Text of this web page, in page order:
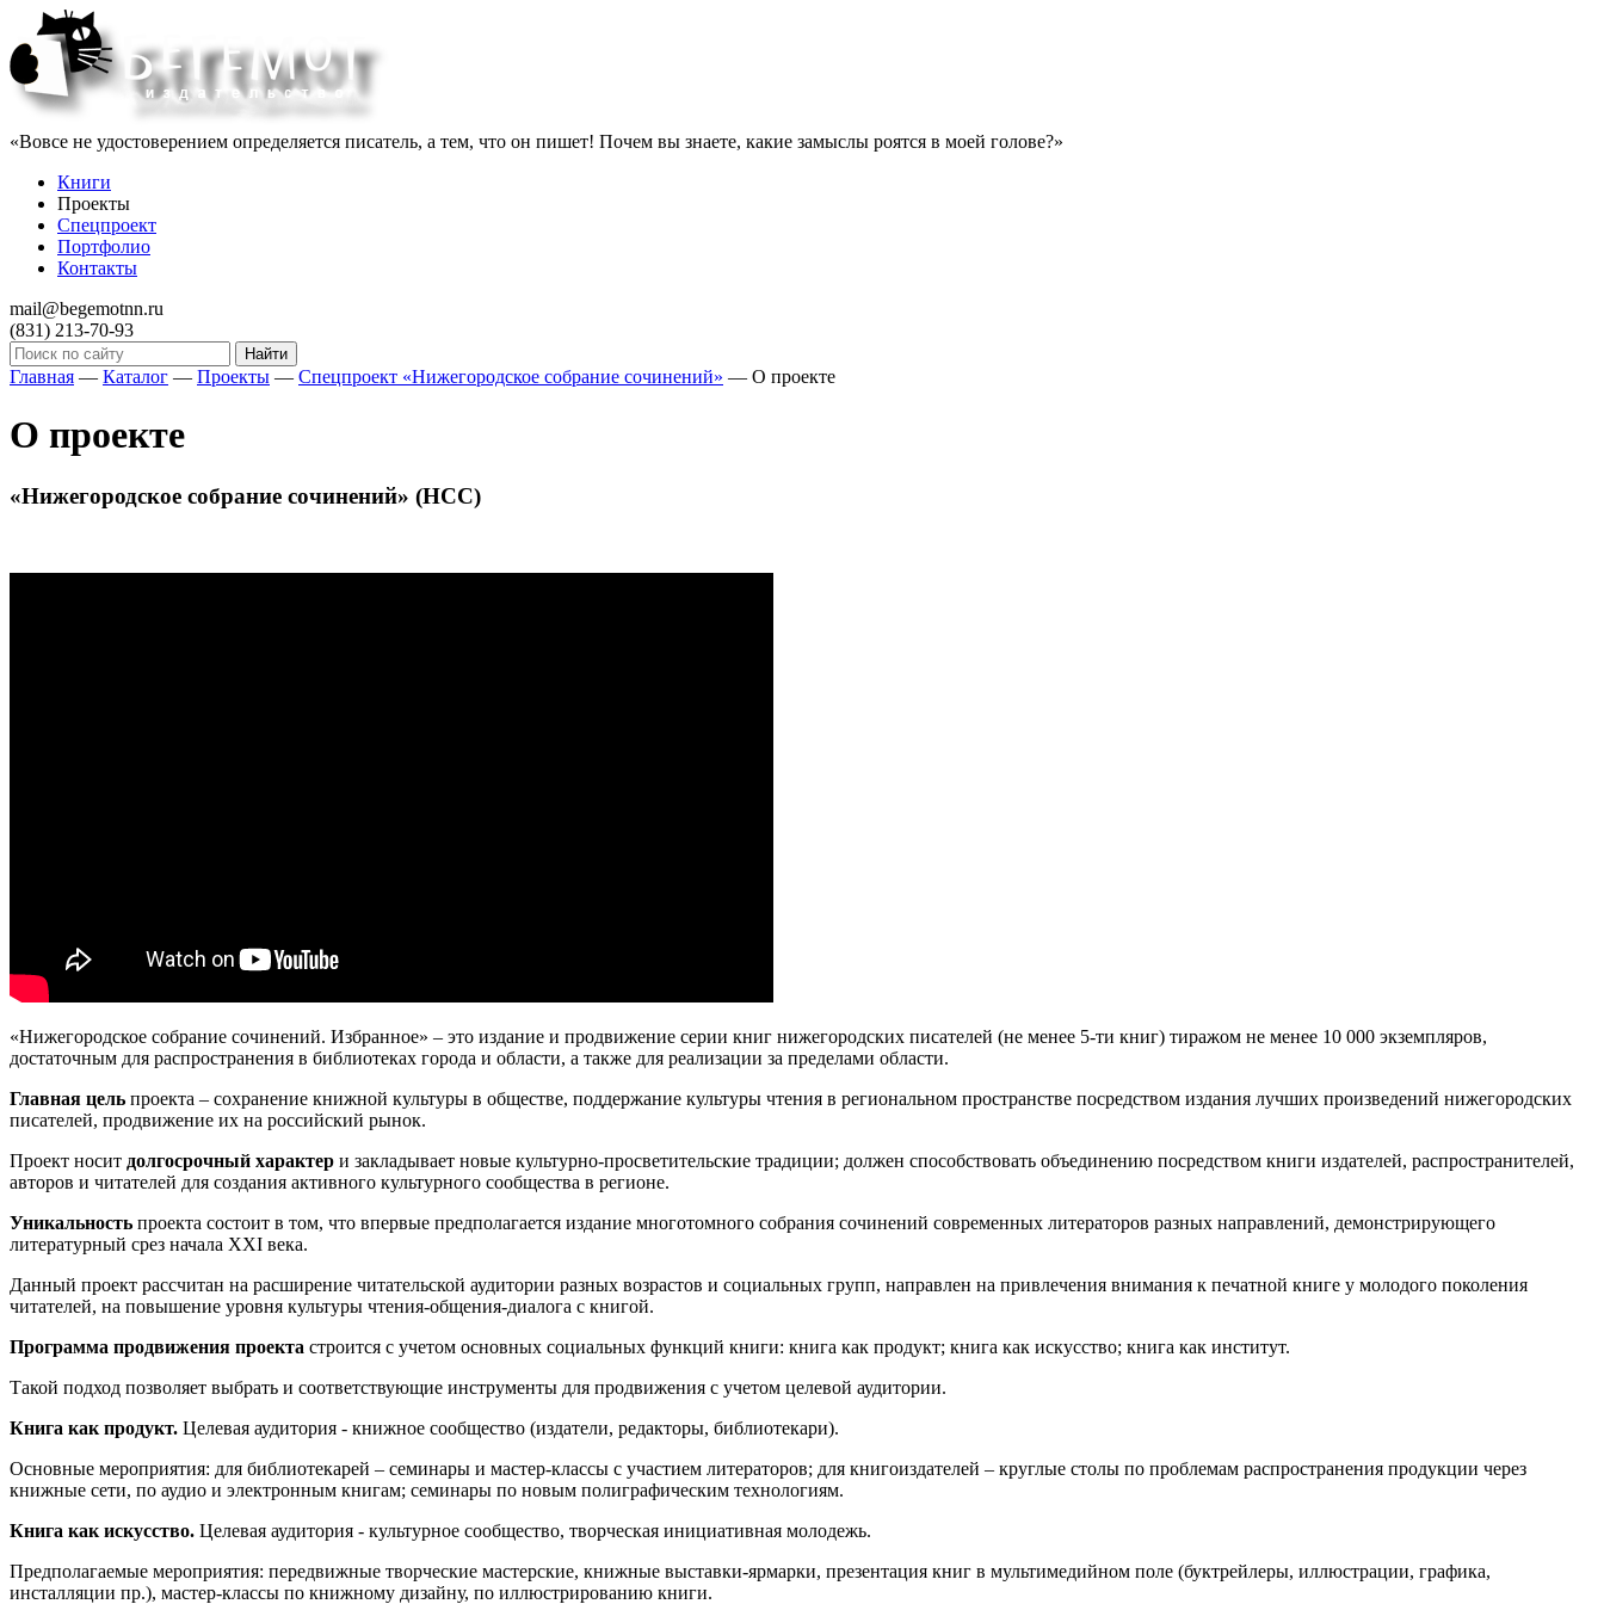
«Вовсе не удостоверением определяется писатель, а тем, что он пишет! Почем вы знаете, какие замыслы роятся в моей голове?»
Книги
Проекты
Спецпроект
Портфолио
Контакты
mail@begemotnn.ru
(831) 213-70-93
Главная — Каталог — Проекты — Спецпроект «Нижегородское собрание сочинений» — О проекте
О проекте
«Нижегородское собрание сочинений» (НСС)
«Нижегородское собрание сочинений. Избранное» – это издание и продвижение серии книг нижегородских писателей (не менее 5-ти книг) тиражом не менее 10 000 экземпляров,
достаточным для распространения в библиотеках города и области, а также для реализации за пределами области.
Главная цель проекта – сохранение книжной культуры в обществе, поддержание культуры чтения в региональном пространстве посредством издания лучших произведений нижегородских
писателей, продвижение их на российский рынок.
Проект носит долгосрочный характер и закладывает новые культурно-просветительские традиции; должен способствовать объединению посредством книги издателей, распространителей,
авторов и читателей для создания активного культурного сообщества в регионе.
Уникальность проекта состоит в том, что впервые предполагается издание многотомного собрания сочинений современных литераторов разных направлений, демонстрирующего
литературный срез начала ХХI века.
Данный проект рассчитан на расширение читательской аудитории разных возрастов и социальных групп, направлен на привлечения внимания к печатной книге у молодого поколения
читателей, на повышение уровня культуры чтения-общения-диалога с книгой.
Программа продвижения проекта строится с учетом основных социальных функций книги: книга как продукт; книга как искусство; книга как институт.
Такой подход позволяет выбрать и соответствующие инструменты для продвижения с учетом целевой аудитории.
Книга как продукт. Целевая аудитория - книжное сообщество (издатели, редакторы, библиотекари).
Основные мероприятия: для библиотекарей – семинары и мастер-классы с участием литераторов; для книгоиздателей – круглые столы по проблемам распространения продукции через
книжные сети, по аудио и электронным книгам; семинары по новым полиграфическим технологиям.
Книга как искусство. Целевая аудитория - культурное сообщество, творческая инициативная молодежь.
Предполагаемые мероприятия: передвижные творческие мастерские, книжные выставки-ярмарки, презентация книг в мультимедийном поле (буктрейлеры, иллюстрации, графика,
инсталляции пр.), мастер-классы по книжному дизайну, по иллюстрированию книги.